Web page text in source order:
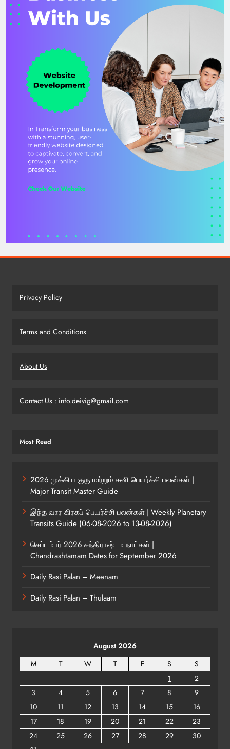
Privacy Policy
Terms and Conditions
About Us
Contact Us : info.deivig@gmail.com
Most Read
2026 முக்கிய குரு மற்றும் சனி பெயர்ச்சி பலன்கள் |
Major Transit Master Guide
இந்த வார கிரகப் பெயர்ச்சி பலன்கள் | Weekly Planetary
Transits Guide (06-08-2026 to 13-08-2026)
செப்டம்பர் 2026 சந்திராஷ்டம நாட்கள் |
Chandrashtamam Dates for September 2026
Daily Rasi Palan – Meenam
Daily Rasi Palan – Thulaam
August 2026
M
T W T F S
S
1
2
3
4 5 6 7 8
9
10
11 12 13 14 15
16
17
18 19 20 21 22
23
24
25 26 27 28 29
30